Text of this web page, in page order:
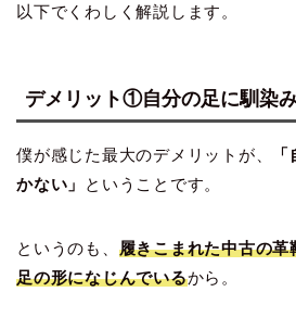
以下でくわしく解説します。
デメリット①自分の足に馴染
僕が感じた最大のデメリットが、
かない」
ということです。
というのも、 履きこまれた中古の
足の形になじんでいるから。